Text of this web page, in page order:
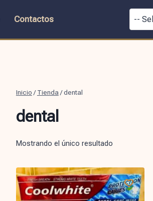
Contactos
Inicio / Tienda /dental
dental
Mostrando el único resultado